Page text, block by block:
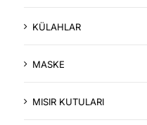
KÜLAHLAR
MASKE
MISIR KUTULARI